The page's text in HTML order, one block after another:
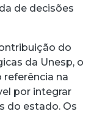
de decisões
do
da Unesp, o
na
por integrar
do estado. Os